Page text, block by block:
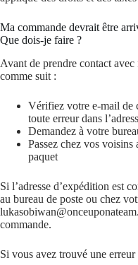
Ma commande devrait être
Que dois-je faire ?
Avant de prendre contact
comme suit :
Vérifiez votre e-mail de
toute erreur dans
Demandez à votre
Passez chez vos
paquet
Si l’adresse d’expédition est
au bureau de poste ou chez
commande.
Si vous avez trouvé une